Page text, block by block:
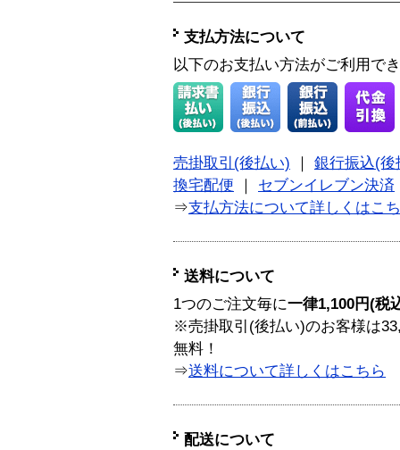
支払方法について
以下のお支払い方法がご利用で
売掛取引(後払い)
銀行振込(後
換宅配便
セブンイレブン決済
⇒支払方法について詳しくはこ
送料について
1つのご注文毎に一律1,100円(税
※売掛取引(後払い)のお客様は
無料！
⇒送料について詳しくはこちら
配送について